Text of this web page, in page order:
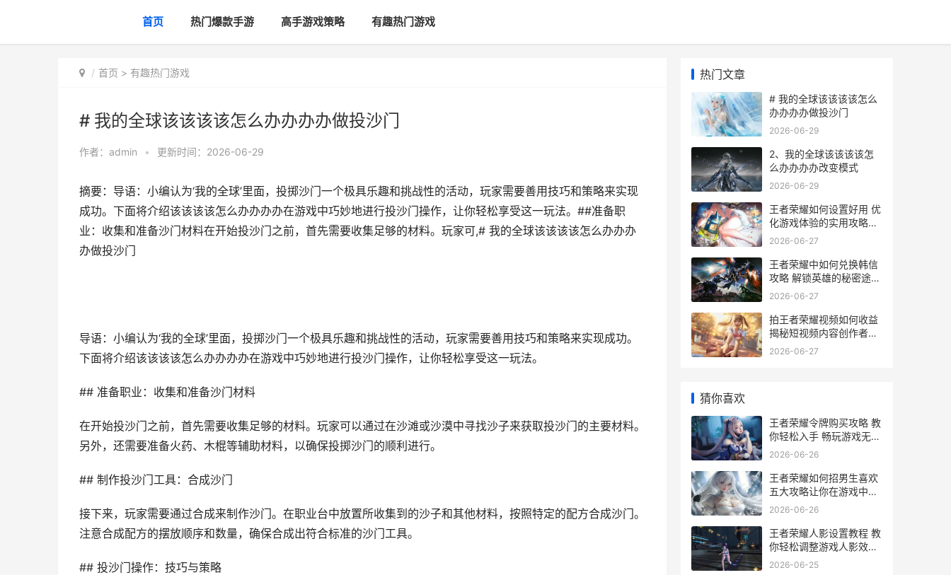
首页 热门爆款手游 高手游戏策略 有趣热门游戏
首页 > 有趣热门游戏
# 我的全球该该该该怎么办办办办做投沙门
作者： admin • 更新时间：2026-06-29
摘要：导语：小编认为‘我的全球’里面，投掷沙门一个极具乐趣和挑战性的活动，玩家需要善用技巧和策略来实现
成功。下面将介绍该该该该怎么办办办办在游戏中巧妙地进行投沙门操作，让你轻松享受这一玩法。##准备职
业：收集和准备沙门材料在开始投沙门之前，首先需要收集足够的材料。玩家可,# 我的全球该该该该怎么办办办
办做投沙门
导语：小编认为‘我的全球’里面，投掷沙门一个极具乐趣和挑战性的活动，玩家需要善用技巧和策略来实现成功。
下面将介绍该该该该怎么办办办办在游戏中巧妙地进行投沙门操作，让你轻松享受这一玩法。
## 准备职业：收集和准备沙门材料
在开始投沙门之前，首先需要收集足够的材料。玩家可以通过在沙滩或沙漠中寻找沙子来获取投沙门的主要材料。
另外，还需要准备火药、木棍等辅助材料，以确保投掷沙门的顺利进行。
## 制作投沙门工具：合成沙门
接下来，玩家需要通过合成来制作沙门。在职业台中放置所收集到的沙子和其他材料，按照特定的配方合成沙门。
注意合成配方的摆放顺序和数量，确保合成出符合标准的沙门工具。
## 投沙门操作：技巧与策略
热门文章
# 我的全球该该该该怎么
办办办办做投沙门
2026-06-29
2、我的全球该该该该怎
么办办办办改变模式
2026-06-29
王者荣耀如何设置好用 优
化游戏体验的实用攻略全
解析
2026-06-27
王者荣耀中如何兑换韩信
攻略 解锁英雄的秘密途径
全解析
2026-06-27
拍王者荣耀视频如何收益
揭秘短视频内容创作者的
赚钱之道
2026-06-27
猜你喜欢
王者荣耀令牌购买攻略 教
你轻松入手 畅玩游戏无障
碍
2026-06-26
王者荣耀如何招男生喜欢
五大攻略让你在游戏中魅
力四射
2026-06-26
王者荣耀人影设置教程 教
你轻松调整游戏人影效果
提升视觉体验
2026-06-25